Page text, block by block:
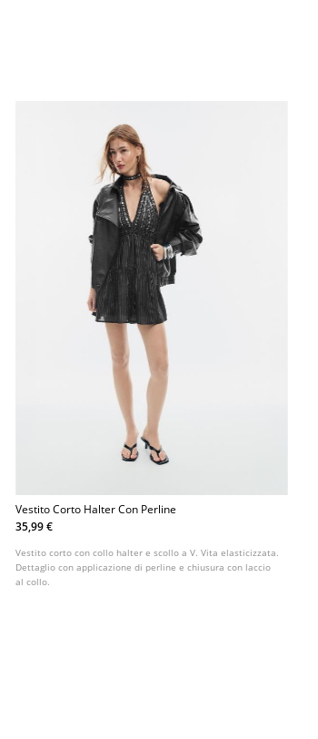
Vestito Corto Halter Con Perline
35,99 €
Vestito corto con collo halter e scollo a V. Vita elasticizzata.
Dettaglio con applicazione di perline e chiusura con laccio
al collo.